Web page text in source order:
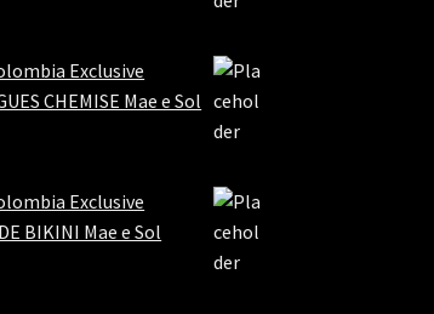
Exclusive
CHEMISE Mae e Sol
Exclusive
BIKINI Mae e Sol